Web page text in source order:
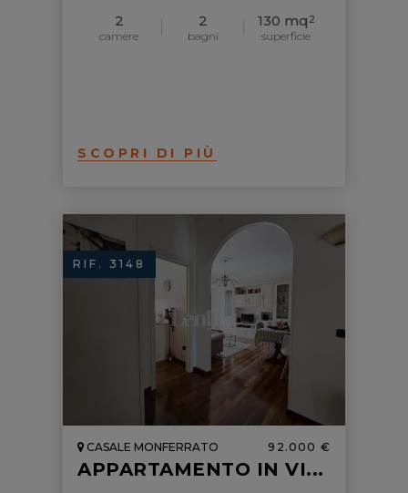
2
camere
2
bagni
130 mq 2
superficie
SCOPRI DI PIÙ
RIF. 3148
CASALE MONFERRATO 92.000 €
APPARTAMENTO IN VI...